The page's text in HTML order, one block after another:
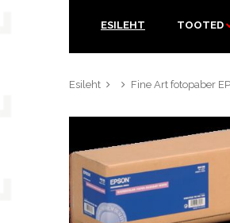
ESILEHT TOOTED
Esileht Fine Art fotopaber